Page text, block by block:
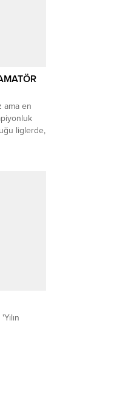
ama en
liglerde,
şehrin